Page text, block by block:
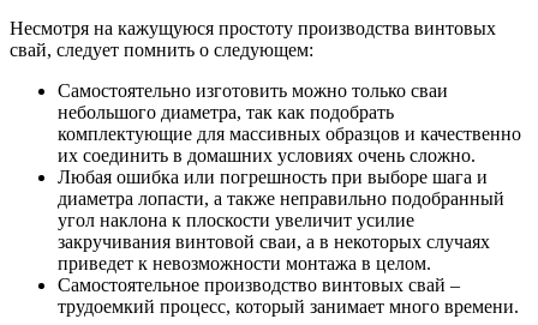
Несмотря на кажущуюся простоту производства винтовых
свай, следует помнить о следующем:
Самостоятельно изготовить можно только сваи
небольшого диаметра, так как подобрать
комплектующие для массивных образцов и качественно
их соединить в домашних условиях очень сложно.
Любая ошибка или погрешность при выборе шага и
диаметра лопасти, а также неправильно подобранный
угол наклона к плоскости увеличит усилие
закручивания винтовой сваи, а в некоторых случаях
приведет к невозможности монтажа в целом.
Самостоятельное производство винтовых свай –
трудоемкий процесс, который занимает много времени.